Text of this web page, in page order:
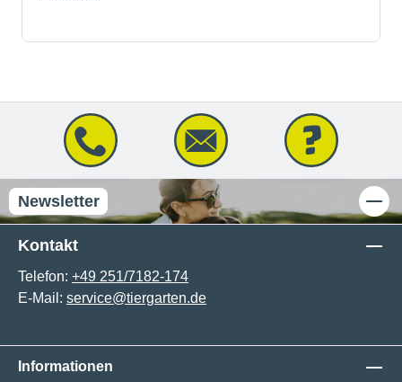
Newsletter
Kontakt
Telefon: +49 251/7182-174
E-Mail: service@tiergarten.de
Informationen